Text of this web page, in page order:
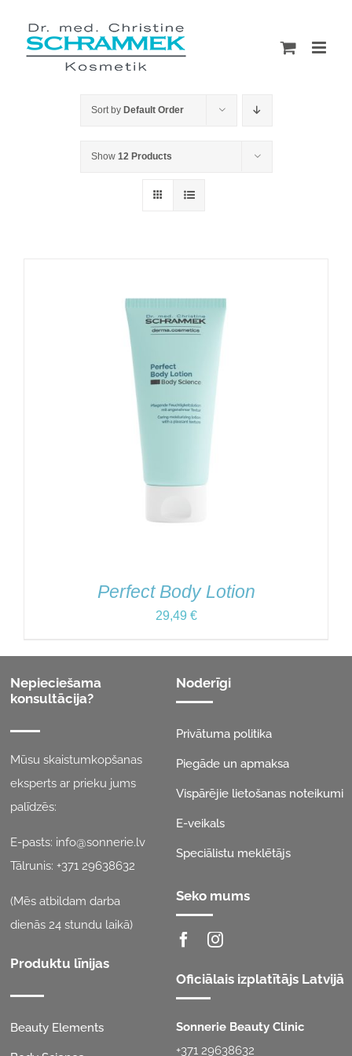
content
Sort by Default Order
Show 12 Products
Perfect Body Lotion
29,49 €
Nepieciešama
konsultācija?
Mūsu skaistumkopšanas
eksperts ar prieku jums
palīdzēs:
E-pasts: info@sonnerie.lv
Tālrunis:+371 29638632
(Mēs atbildam darba
dienās 24 stundu laikā)
Produktu līnijas
Beauty Elements
Noderīgi
Privātuma politika
Piegāde un apmaksa
Vispārējie lietošanas noteikumi
E-veikals
Speciālistu meklētājs
Seko mums
Oficiālais izplatītājs Latvijā
Sonnerie Beauty Clinic
+371 29638632